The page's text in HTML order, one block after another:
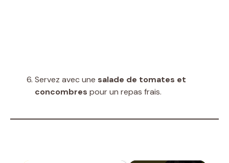
Servez avec une salade de tomates et
concombres pour un repas frais.